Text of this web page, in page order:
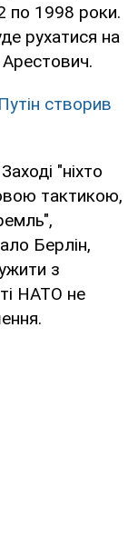
по 1998 роки.
рухатися на
створив
"ніхто
тактикою,
Берлін,
з
НАТО не